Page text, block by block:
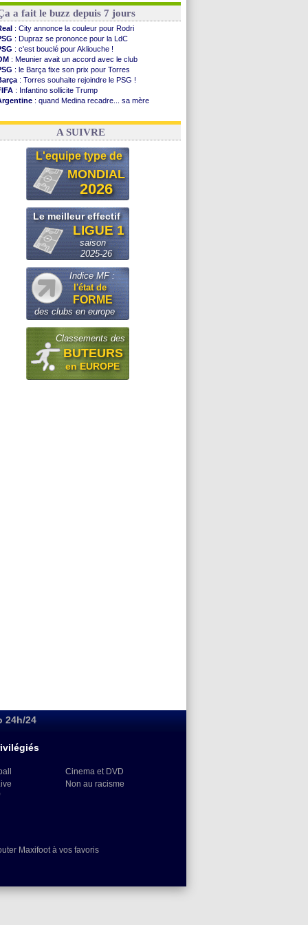
a fait le buzz depuis 7 jours
: City annonce la couleur pour Rodri
: Dupraz se prononce pour la LdC
: c'est bouclé pour Akliouche !
: Meunier avait un accord avec le club
: le Barça fixe son prix pour Torres
: Torres souhaite rejoindre le PSG !
: Infantino sollicite Trump
: quand Medina recadre... sa mère
: Paixão attire un 2e club anglais
A SUIVRE
L'equipe type de
MONDIAL
2026
Le meilleur effectif
LIGUE 1
saison
2025-26
Indice MF :
l'état de
FORME
des clubs en europe
Classements des
BUTEURS
en EUROPE
24h/24
Cinema et DVD
Non au racisme
Maxifoot à vos favoris